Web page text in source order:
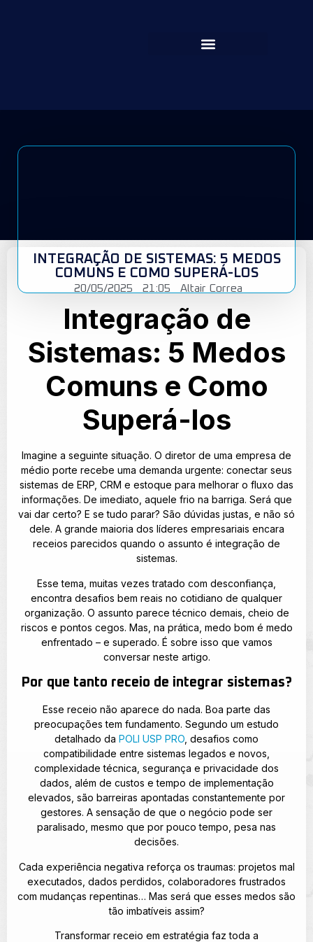
INTEGRAÇÃO DE SISTEMAS: 5 MEDOS
COMUNS E COMO SUPERÁ-LOS
20/05/2025 21:05 Altair Correa
Integração de
Sistemas: 5 Medos
Comuns e Como
Superá-los
Imagine a seguinte situação. O diretor de uma empresa de
médio porte recebe uma demanda urgente: conectar seus
sistemas de ERP, CRM e estoque para melhorar o fluxo das
informações. De imediato, aquele frio na barriga. Será que
vai dar certo? E se tudo parar? São dúvidas justas, e não só
dele. A grande maioria dos líderes empresariais encara
receios parecidos quando o assunto é integração de
sistemas.
Esse tema, muitas vezes tratado com desconfiança,
encontra desafios bem reais no cotidiano de qualquer
organização. O assunto parece técnico demais, cheio de
riscos e pontos cegos. Mas, na prática, medo bom é medo
enfrentado – e superado. É sobre isso que vamos
conversar neste artigo.
Por que tanto receio de integrar sistemas?
Esse receio não aparece do nada. Boa parte das
preocupações tem fundamento. Segundo um estudo
detalhado da POLI USP PRO , desafios como
compatibilidade entre sistemas legados e novos,
complexidade técnica, segurança e privacidade dos
dados, além de custos e tempo de implementação
elevados, são barreiras apontadas constantemente por
gestores. A sensação de que o negócio pode ser
paralisado, mesmo que por pouco tempo, pesa nas
decisões.
Cada experiência negativa reforça os traumas: projetos mal
executados, dados perdidos, colaboradores frustrados
com mudanças repentinas… Mas será que esses medos são
tão imbatíveis assim?
Transformar receio em estratégia faz toda a